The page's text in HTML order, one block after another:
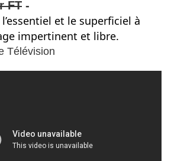
FT -
et le superficiel à
impertinent et libre.
Télévision